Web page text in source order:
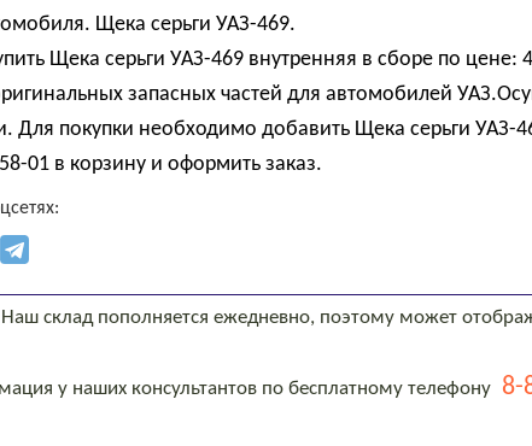
Щека серьги УАЗ-469.
Щека серьги УАЗ-469 внутренняя в сборе по цене:
запасных частей для автомобилей
Для покупки необходимо добавить Щека серьги УАЗ-
01 в корзину и оформить заказ.
склад пополняется ежедневно, поэтому может
у наших консультантов по бесплатному телефону 8-